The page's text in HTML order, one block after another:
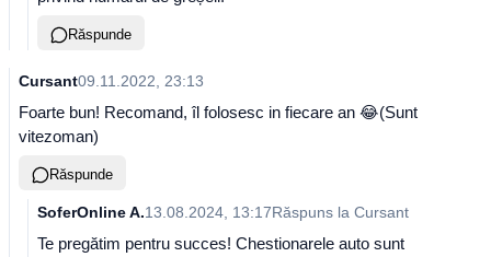
Răspunde
Cursant09.11.2022, 23:13
Foarte bun! Recomand, îl folosesc in fiecare an 😂(Sunt
vitezoman)
Răspunde
SoferOnline A.13.08.2024, 13:17Răspuns la Cursant
Te pregătim pentru succes! Chestionarele auto sunt